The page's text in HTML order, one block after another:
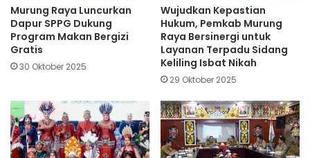
Murung Raya Luncurkan
Dapur SPPG Dukung
Program Makan Bergizi
Gratis
30 Oktober 2025
Wujudkan Kepastian
Hukum, Pemkab Murung
Raya Bersinergi untuk
Layanan Terpadu Sidang
Keliling Isbat Nikah
29 Oktober 2025